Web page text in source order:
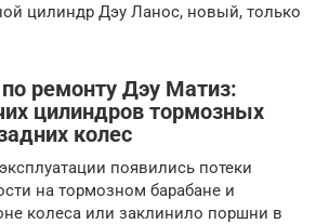
цилиндр Дэу Ланос, новый, только
ремонту Дэу Матиз:
цилиндров тормозных
колес
появились потеки
на тормозном барабане и
колеса или заклинило поршни в